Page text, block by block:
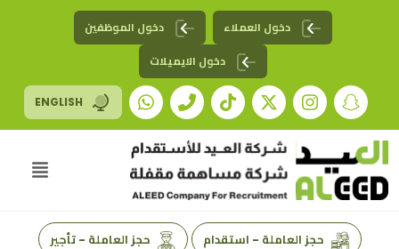
دخول العملاء دخول الموظفين
دخول الايميلات
ENGLISH
حجز العاملة - استقدام حجز العاملة - تأجير